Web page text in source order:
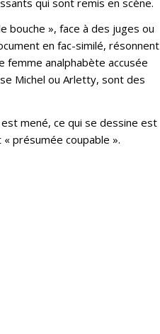
bouche », face à des juges ou
en fac-similé, résonnent
femme analphabète accusée
Michel ou Arletty, sont des
mené, ce qui se dessine est
présumée coupable ».